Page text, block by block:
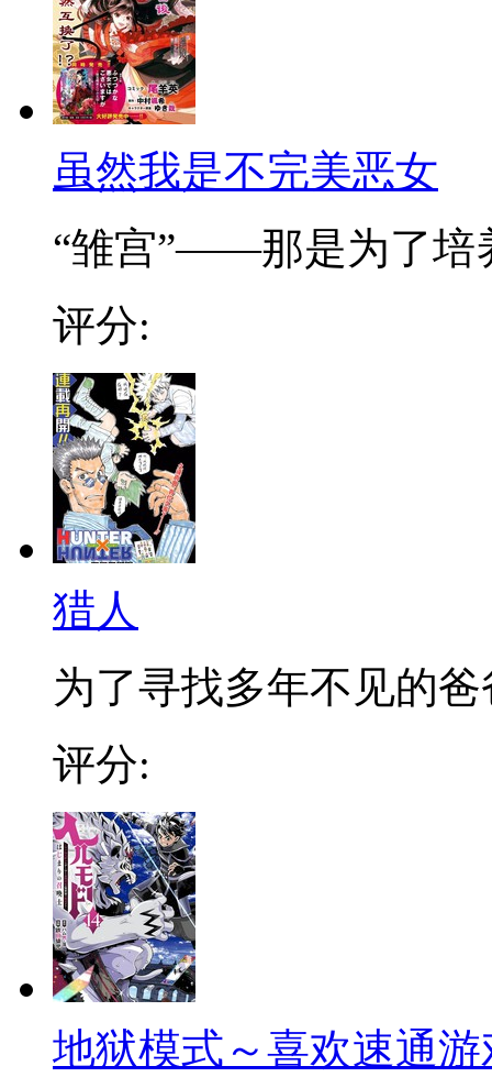
虽然我是不完美恶女
“雏宫”——那是为了培
评分:
猎人
为了寻找多年不见的爸
评分:
地狱模式～喜欢速通